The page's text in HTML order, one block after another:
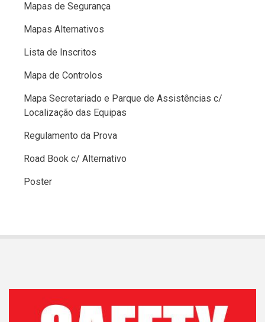
Mapas de Segurança
Mapas Alternativos
Lista de Inscritos
Mapa de Controlos
Mapa Secretariado e Parque de Assistências c/
Localização das Equipas
Regulamento da Prova
Road Book c/ Alternativo
Poster